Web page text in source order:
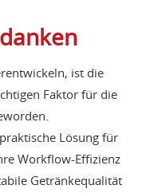
ist die
Faktor für die
Lösung für
Workflow-Effizienz
Getränkequalität